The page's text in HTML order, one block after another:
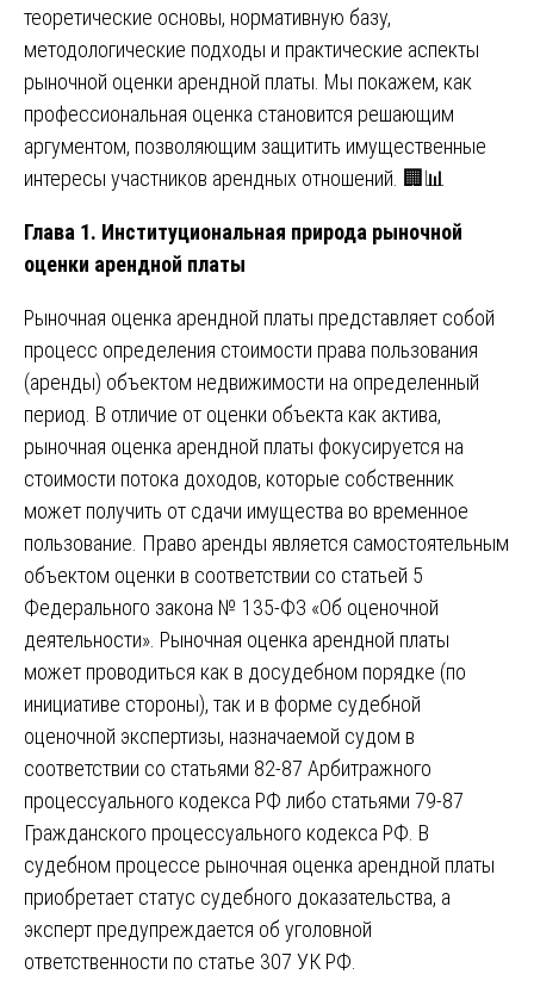
теоретические основы, нормативную базу,
методологические подходы и практические аспекты
рыночной оценки арендной платы. Мы покажем, как
профессиональная оценка становится решающим
аргументом, позволяющим защитить имущественные
интересы участников арендных отношений. 🏢📊
Глава 1. Институциональная природа рыночной
оценки арендной платы
Рыночная оценка арендной платы представляет собой
процесс определения стоимости права пользования
(аренды) объектом недвижимости на определенный
период. В отличие от оценки объекта как актива,
рыночная оценка арендной платы фокусируется на
стоимости потока доходов, которые собственник
может получить от сдачи имущества во временное
пользование. Право аренды является самостоятельным
объектом оценки в соответствии со статьей 5
Федерального закона № 135-ФЗ «Об оценочной
деятельности». Рыночная оценка арендной платы
может проводиться как в досудебном порядке (по
инициативе стороны), так и в форме судебной
оценочной экспертизы, назначаемой судом в
соответствии со статьями 82-87 Арбитражного
процессуального кодекса РФ либо статьями 79-87
Гражданского процессуального кодекса РФ. В
судебном процессе рыночная оценка арендной платы
приобретает статус судебного доказательства, а
эксперт предупреждается об уголовной
ответственности по статье 307 УК РФ.